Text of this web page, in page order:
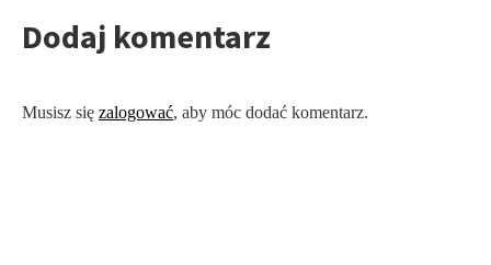
Dodaj komentarz
Musisz się zalogować, aby móc dodać komentarz.